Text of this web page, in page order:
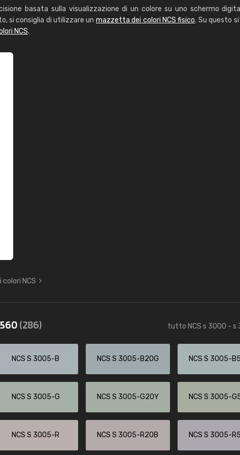
basata sulla visualizzazione di un colore su uno schermo
si consiglia di utilizzare un mazzetta dei colori NCS fisico. Su questo
NCS.
NCS
(286) tutto NCS s 3000 - s
NCS S 3005-B NCS S 3005-B20G NCS S 3005-
NCS S 3005-G NCS S 3005-G20Y NCS S 3005-
NCS S 3005-R NCS S 3005-R20B NCS S 3005-